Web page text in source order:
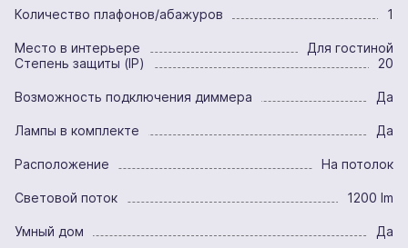
Количество плафонов/абажуров 1
Место в интерьере
Для гостиной
Степень защиты (IP)
20
Возможность подключения диммера Да
Лампы в комплекте Да
Расположение На потолок
Световой поток 1200 lm
Умный дом Да